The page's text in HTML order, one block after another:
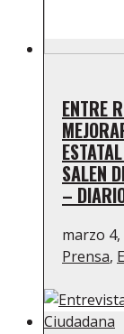
ENTRE
SALEN
–
marzo 4,
Prensa,